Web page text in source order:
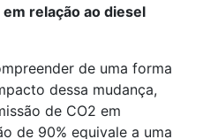
relação ao diesel
de uma forma
dessa mudança,
de CO2 em
de 90% equivale a uma